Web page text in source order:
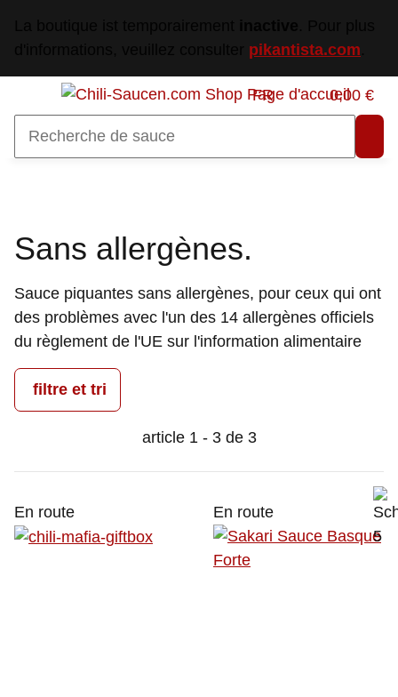
pikantista.com
FR 0,00 €
Sans allergènes.
Sauce piquantes sans allergènes, pour ceux qui ont
des problèmes avec l'un des 14 allergènes officiels
du règlement de l'UE sur l'information alimentaire
filtre et tri
article 1 - 3 de 3
En route En route